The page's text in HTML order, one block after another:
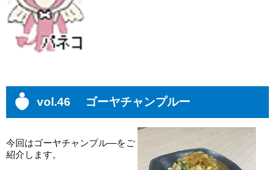
vol.46 ゴーヤチャンプルー
今回はゴーヤチャンプル―をご
紹介します。